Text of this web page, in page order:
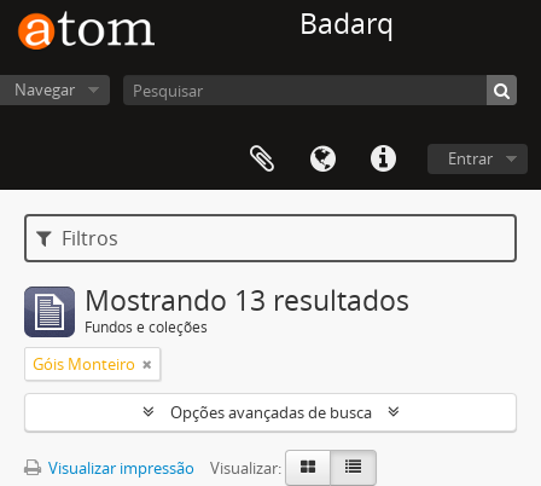
Badarq
Navegar
Entrar
Filtros
Mostrando 13 resultados
Fundos e coleções
Góis Monteiro
Opções avançadas de busca
Visualizar impressão
Visualizar: